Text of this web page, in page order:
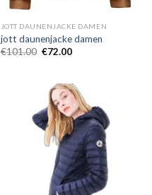
JOTT DAUNENJACKE DAMEN
jott daunenjacke damen
€101.00 €72.00